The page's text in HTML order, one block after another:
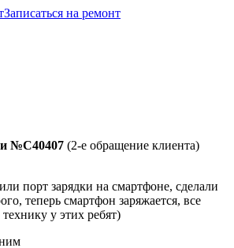
Записаться на ремонт
№C40407 (2-е обращение клиента)
порт зарядки на смартфоне, сделали
теперь смартфон заряжается, все
у этих ребят)